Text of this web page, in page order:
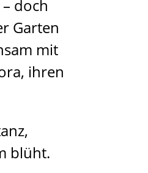
doch
Garten
mit
ihren
blüht.